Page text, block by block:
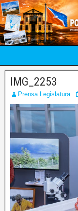
IMG_2253
Prensa Legislatura